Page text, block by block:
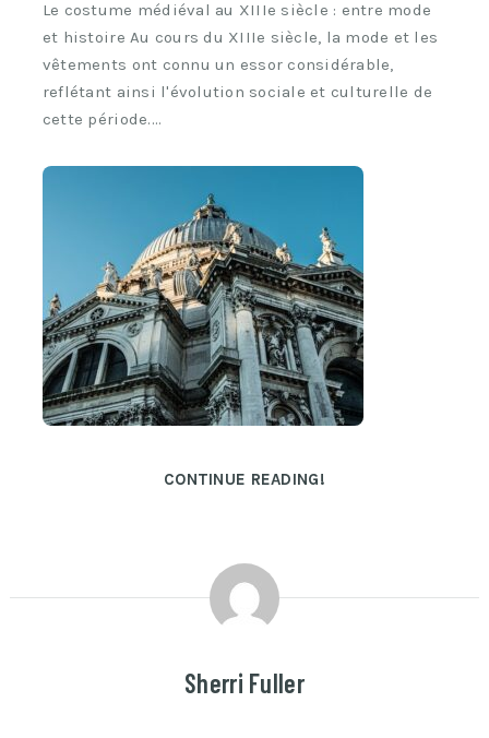
Le costume médiéval au XIIIe siècle : entre mode
et histoire Au cours du XIIIe siècle, la mode et les
vêtements ont connu un essor considérable,
reflétant ainsi l'évolution sociale et culturelle de
cette période.…
CONTINUE READING!
Sherri Fuller